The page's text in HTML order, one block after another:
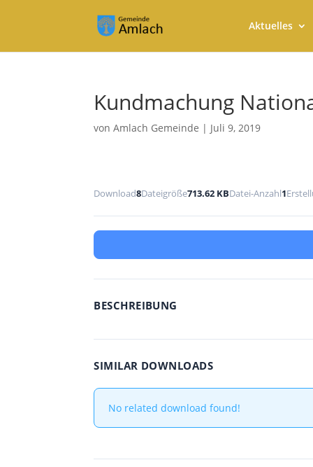
Aktuelles
Kundmachung
vonAmlach Gemeinde | Juli 9, 2019
Download8Dateigröße713.62 KBDatei-Anzahl1
BESCHREIBUNG
SIMILAR DOWNLOADS
No related download found!